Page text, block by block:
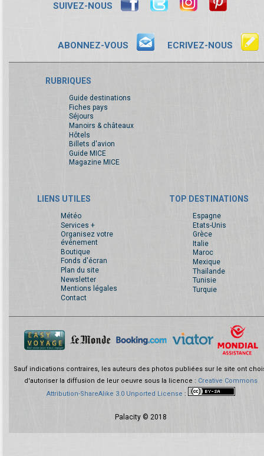
SUIVEZ-NOUS
ABONNEZ-VOUS ECRIVEZ-NOUS
RUBRIQUES
Guide destinations
Fiches pays
Séjours
Manoirs & châteaux
Hôtels
Billets d'avion
Guide MICE
Magazine MICE
LIENS UTILES
Météo
Services +
Organisez votre
événement
Boutique
Fonds d'écran
Plan du site
Newsletter
Mentions légales
Contact
TOP DESTINATIONS
Espagne
Etats-Unis
Grèce
Italie
Maroc
Mexique
Thaïlande
Tunisie
Turquie
Sauf indications contraires, les auteurs des photos publiées sur le site ont
d'autoriser la diffusion de leur oeuvre sous la licence : Creative Commons
Attribution-ShareAlike 3.0 Unported License :
Palacity © 2018